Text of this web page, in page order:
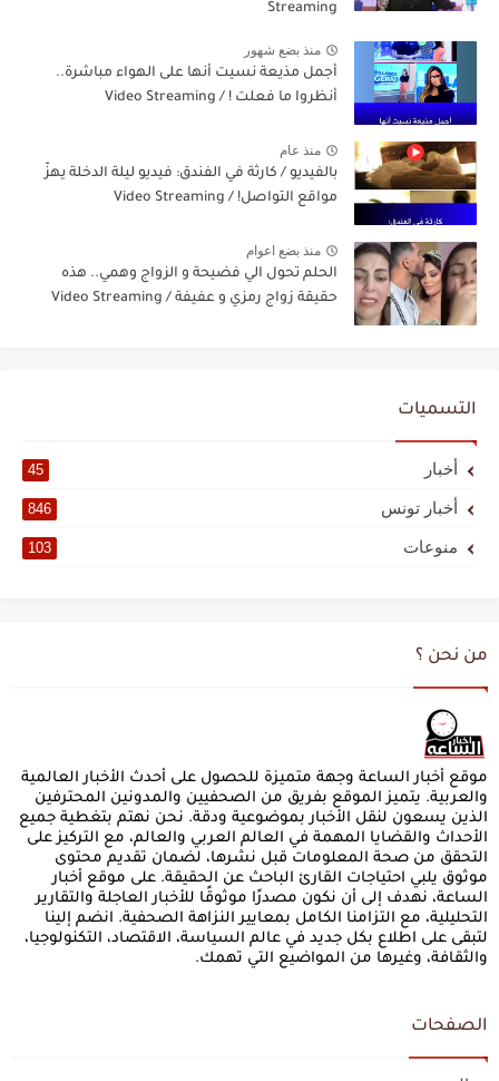
Streaming
منذ بضع شهور
أجمل مذيعة نسيت أنها على الهواء مباشرة..
أنظروا ما فعلت ! / Video Streaming
منذ عام
بالفيديو / كارثة في الفندق: فيديو ليلة الدخلة يهزّ
مواقع التواصل! / Video Streaming
منذ بضع اعوام
الحلم تحول الي فضيحة و الزواج وهمي.. هذه
حقيقة زواج رمزي و عفيفة / Video Streaming
التسميات
أخبار 45
أخبار تونس 846
منوعات 103
من نحن ؟
موقع أخبار الساعة وجهة متميزة للحصول على أحدث الأخبار العالمية
والعربية. يتميز الموقع بفريق من الصحفيين والمدونين المحترفين
الذين يسعون لنقل الأخبار بموضوعية ودقة. نحن نهتم بتغطية جميع
الأحداث والقضايا المهمة في العالم العربي والعالم، مع التركيز على
التحقق من صحة المعلومات قبل نشرها، لضمان تقديم محتوى
موثوق يلبي احتياجات القارئ الباحث عن الحقيقة. على موقع أخبار
الساعة، نهدف إلى أن نكون مصدرًا موثوقًا للأخبار العاجلة والتقارير
التحليلية، مع التزامنا الكامل بمعايير النزاهة الصحفية. انضم إلينا
لتبقى على اطلاع بكل جديد في عالم السياسة، الاقتصاد، التكنولوجيا،
والثقافة، وغيرها من المواضيع التي تهمك.
الصفحات